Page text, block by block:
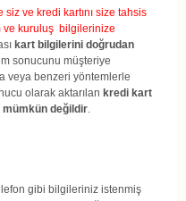
ve kredi kartını size tahsis
ve kuruluş bilgilerinize
kart bilgilerini doğrudan
sonucunu müşteriye
veya benzeri yöntemlerle
olarak aktarılan kredi kart
mümkün değildir.
gibi bilgileriniz istenmiş